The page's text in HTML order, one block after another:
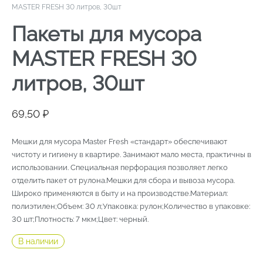
MASTER FRESH 30 литров, 30шт
Пакеты для мусора
MASTER FRESH 30
литров, 30шт
69,50 ₽
Мешки для мусора Master Fresh «стандарт» обеспечивают
чистоту и гигиену в квартире. Занимают мало места, практичны в
использовании. Специальная перфорация позволяет легко
отделить пакет от рулона.Мешки для сбора и вывоза мусора.
Широко применяются в быту и на производстве.Материал:
полиэтилен;Объем: 30 л;Упаковка: рулон;Количество в упаковке:
30 шт;Плотность: 7 мкм;Цвет: черный.
В наличии